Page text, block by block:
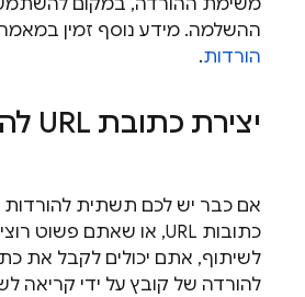
ההשלמה. מידע נוסף זמין
הורדות.
יצירת כתובת URL להורדה
אם כבר יש לכם תשתית
להורדה של קובץ על ידי קריאה